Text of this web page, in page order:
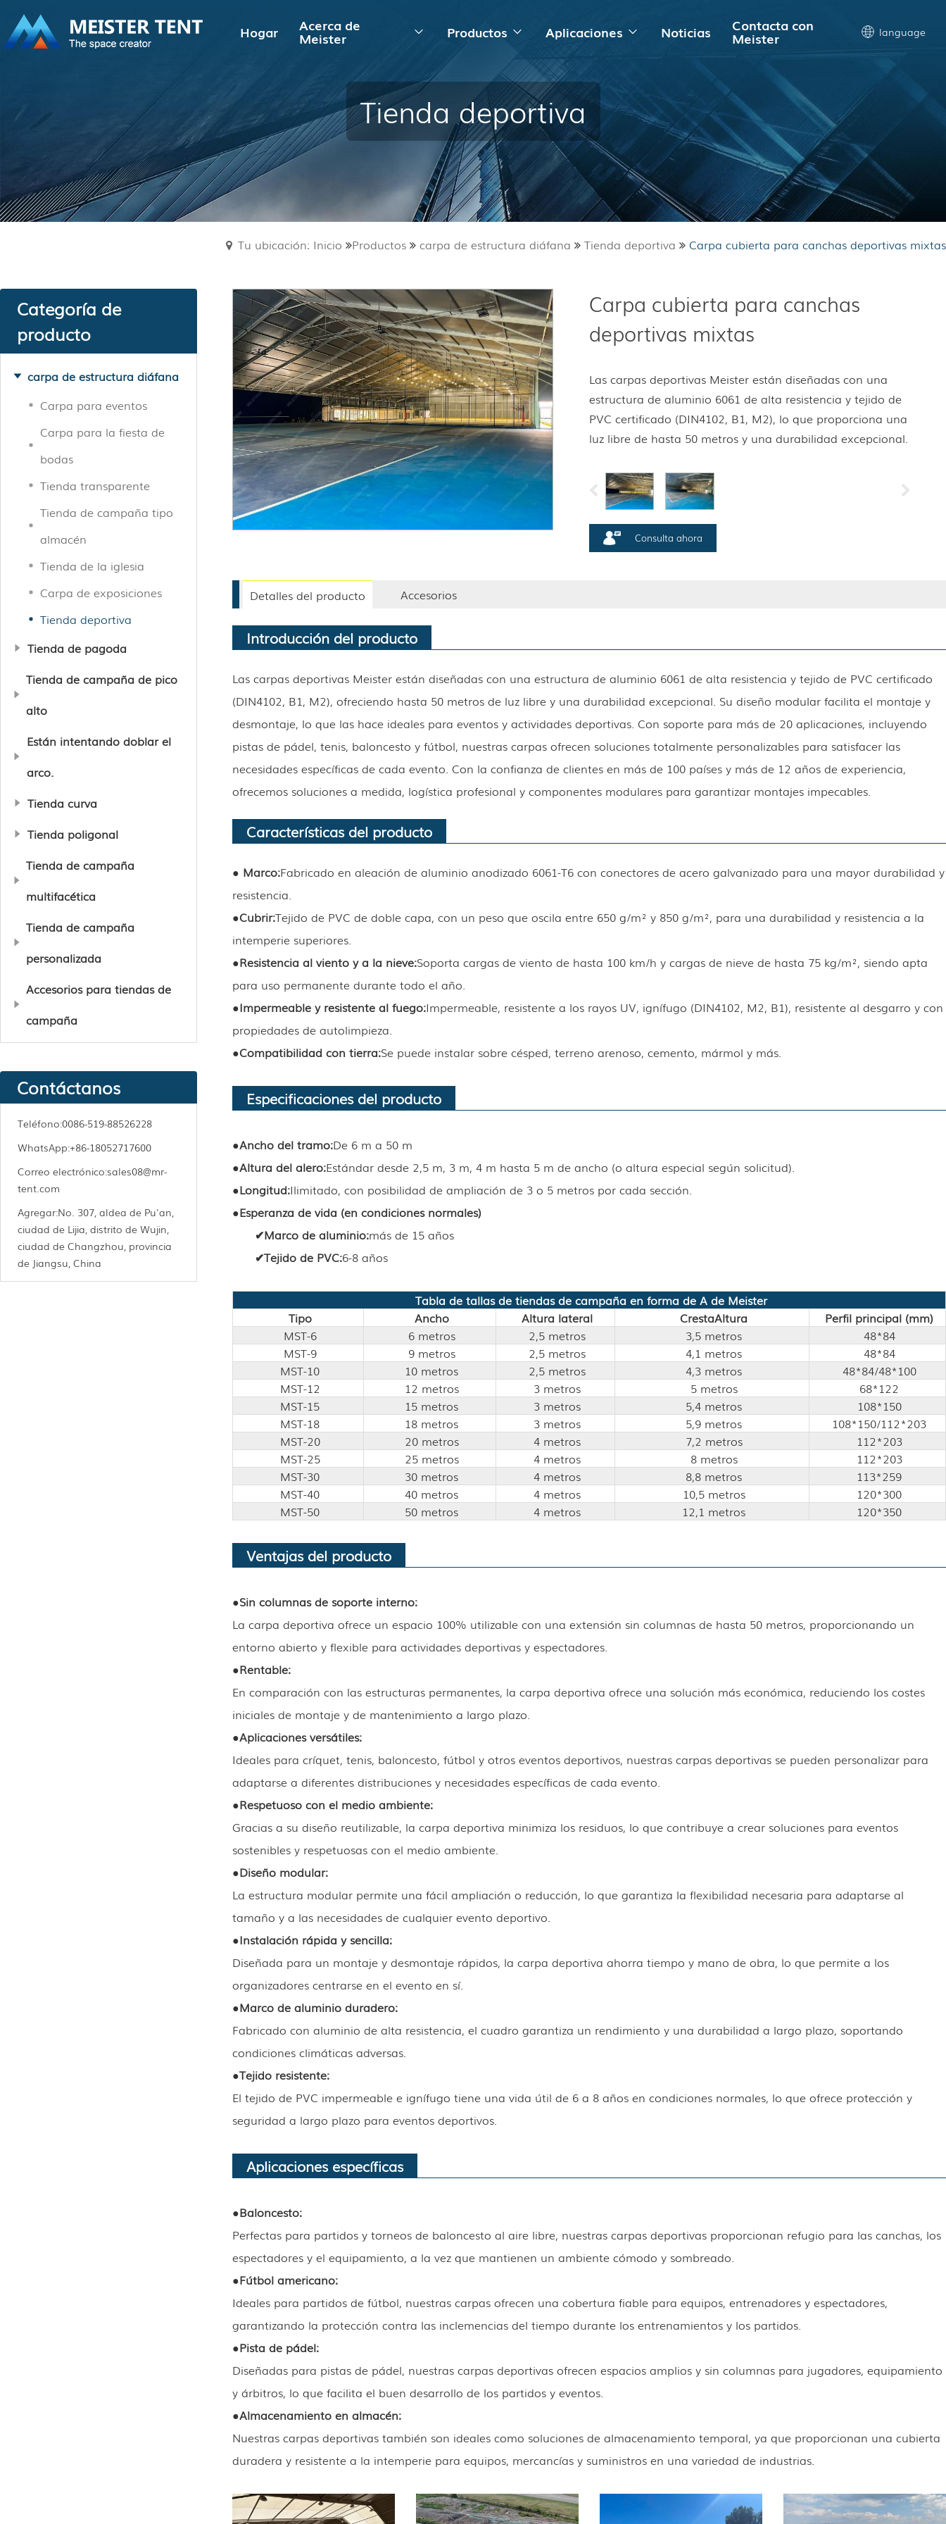
Hogar Acerca de
Meister Productos Aplicaciones Noticias Contacta con
Meister language
Tienda deportiva
Tu ubicación: Inicio Productos carpa de estructura diáfana Tienda deportiva Carpa cubierta para canchas deportivas mixtas
Categoría de
producto
carpa de estructura diáfana
Carpa para eventos
Carpa para la fiesta de
bodas
Tienda transparente
Tienda de campaña tipo
almacén
Tienda de la iglesia
Carpa de exposiciones
Tienda deportiva
Tienda de pagoda
Tienda de campaña de pico
alto
Están intentando doblar el
arco.
Tienda curva
Tienda poligonal
Tienda de campaña
multifacética
Tienda de campaña
personalizada
Accesorios para tiendas de
campaña
Contáctanos
Teléfono:0086-519-88526228
WhatsApp:+86-18052717600
Correo electrónico:sales08@mr-
tent.com
Agregar:No. 307, aldea de Pu'an,
ciudad de Lijia, distrito de Wujin,
ciudad de Changzhou, provincia
de Jiangsu, China
Carpa cubierta para canchas
deportivas mixtas
Las carpas deportivas Meister están diseñadas con una
estructura de aluminio 6061 de alta resistencia y tejido de
PVC certificado (DIN4102, B1, M2), lo que proporciona una
luz libre de hasta 50 metros y una durabilidad excepcional.
Consulta ahora
Detalles del producto Accesorios
Introducción del producto
Las carpas deportivas Meister están diseñadas con una estructura de aluminio 6061 de alta resistencia y tejido de PVC certificado
(DIN4102, B1, M2), ofreciendo hasta 50 metros de luz libre y una durabilidad excepcional. Su diseño modular facilita el montaje y
desmontaje, lo que las hace ideales para eventos y actividades deportivas. Con soporte para más de 20 aplicaciones, incluyendo
pistas de pádel, tenis, baloncesto y fútbol, ​​nuestras carpas ofrecen soluciones totalmente personalizables para satisfacer las
necesidades específicas de cada evento. Con la confianza de clientes en más de 100 países y más de 12 años de experiencia,
ofrecemos soluciones a medida, logística profesional y componentes modulares para garantizar montajes impecables.
Características del producto
● Marco:Fabricado en aleación de aluminio anodizado 6061-T6 con conectores de acero galvanizado para una mayor durabilidad y
resistencia.
●Cubrir:Tejido de PVC de doble capa, con un peso que oscila entre 650 g/m² y 850 g/m², para una durabilidad y resistencia a la
intemperie superiores.
●Resistencia al viento y a la nieve:Soporta cargas de viento de hasta 100 km/h y cargas de nieve de hasta 75 kg/m², siendo apta
para uso permanente durante todo el año.
●Impermeable y resistente al fuego:Impermeable, resistente a los rayos UV, ignífugo (DIN4102, M2, B1), resistente al desgarro y con
propiedades de autolimpieza.
●Compatibilidad con tierra:Se puede instalar sobre césped, terreno arenoso, cemento, mármol y más.
Especificaciones del producto
●Ancho del tramo:De 6 m a 50 m
●Altura del alero:Estándar desde 2,5 m, 3 m, 4 m hasta 5 m de ancho (o altura especial según solicitud).
●Longitud:Ilimitado, con posibilidad de ampliación de 3 o 5 metros por cada sección.
●Esperanza de vida (en condiciones normales)
✔Marco de aluminio:más de 15 años
✔Tejido de PVC:6-8 años
Tabla de tallas de tiendas de campaña en forma de A de Meister
Tipo
Ancho Altura lateral CrestaAltura
Perfil principal (mm)
MST-6
6 metros 2,5 metros 3,5 metros
48*84
MST-9
9 metros 2,5 metros 4,1 metros
48*84
MST-10
10 metros 2,5 metros 4,3 metros
48*84/48*100
MST-12
12 metros 3 metros 5 metros
68*122
MST-15
15 metros 3 metros 5,4 metros
108*150
MST-18
18 metros 3 metros 5,9 metros
108*150/112*203
MST-20
20 metros 4 metros 7,2 metros
112*203
MST-25
25 metros 4 metros 8 metros
112*203
MST-30
30 metros 4 metros 8,8 metros
113*259
MST-40
40 metros 4 metros 10,5 metros
120*300
MST-50
50 metros 4 metros 12,1 metros 120*350
Ventajas del producto
●Sin columnas de soporte interno:
La carpa deportiva ofrece un espacio 100% utilizable con una extensión sin columnas de hasta 50 metros, proporcionando un
entorno abierto y flexible para actividades deportivas y espectadores.
●Rentable:
En comparación con las estructuras permanentes, la carpa deportiva ofrece una solución más económica, reduciendo los costes
iniciales de montaje y de mantenimiento a largo plazo.
●Aplicaciones versátiles:
Ideales para críquet, tenis, baloncesto, fútbol y otros eventos deportivos, nuestras carpas deportivas se pueden personalizar para
adaptarse a diferentes distribuciones y necesidades específicas de cada evento.
●Respetuoso con el medio ambiente:
Gracias a su diseño reutilizable, la carpa deportiva minimiza los residuos, lo que contribuye a crear soluciones para eventos
sostenibles y respetuosas con el medio ambiente.
●Diseño modular:
La estructura modular permite una fácil ampliación o reducción, lo que garantiza la flexibilidad necesaria para adaptarse al
tamaño y a las necesidades de cualquier evento deportivo.
●Instalación rápida y sencilla:
Diseñada para un montaje y desmontaje rápidos, la carpa deportiva ahorra tiempo y mano de obra, lo que permite a los
organizadores centrarse en el evento en sí.
●Marco de aluminio duradero:
Fabricado con aluminio de alta resistencia, el cuadro garantiza un rendimiento y una durabilidad a largo plazo, soportando
condiciones climáticas adversas.
●Tejido resistente:
El tejido de PVC impermeable e ignífugo tiene una vida útil de 6 a 8 años en condiciones normales, lo que ofrece protección y
seguridad a largo plazo para eventos deportivos.
Aplicaciones específicas
●Baloncesto:
Perfectas para partidos y torneos de baloncesto al aire libre, nuestras carpas deportivas proporcionan refugio para las canchas, los
espectadores y el equipamiento, a la vez que mantienen un ambiente cómodo y sombreado.
●Fútbol americano:
Ideales para partidos de fútbol, ​​nuestras carpas ofrecen una cobertura fiable para equipos, entrenadores y espectadores,
garantizando la protección contra las inclemencias del tiempo durante los entrenamientos y los partidos.
●Pista de pádel:
Diseñadas para pistas de pádel, nuestras carpas deportivas ofrecen espacios amplios y sin columnas para jugadores, equipamiento
y árbitros, lo que facilita el buen desarrollo de los partidos y eventos.
●Almacenamiento en almacén:
Nuestras carpas deportivas también son ideales como soluciones de almacenamiento temporal, ya que proporcionan una cubierta
duradera y resistente a la intemperie para equipos, mercancías y suministros en una variedad de industrias.